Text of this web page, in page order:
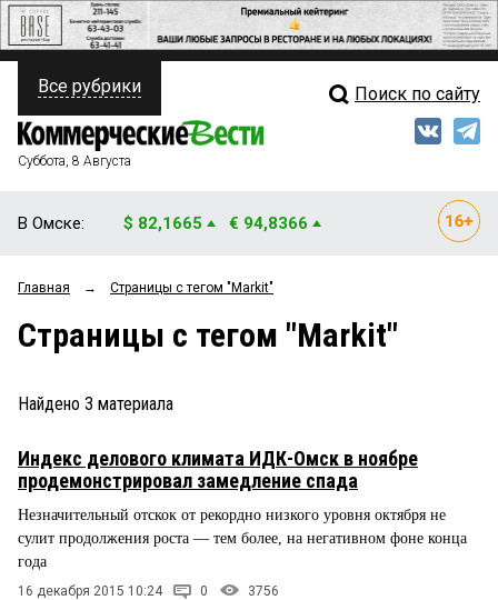
ПОЛИТИКА
ФИНАНСЫ
ОБЩЕСТВО
ЗАКОН
НОВОСТИ КОМПАНИЙ
СТИЛЬ ЖИЗНИ
Свежий выпуск
Рейтинги
Все рубрики Поиск по сайту
Суббота, 8 Августа
В Омске: $ 82,1665 € 94,8366
Главная → Страницы c тегом "Markit"
Страницы c тегом "Markit"
Найдено 3 материала
Индекс делового климата ИДК-Омск в ноябре
продемонстрировал замедление спада
Незначительный отскок от рекордно низкого уровня октября не
сулит продолжения роста — тем более, на негативном фоне конца
года
16 декабря 2015 10:24 0 3756